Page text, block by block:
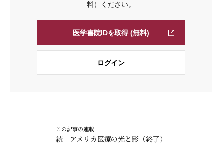
料）ください。
医学書院IDを取得 (無料)
ログイン
この記事の連載
続 アメリカ医療の光と影（終了）